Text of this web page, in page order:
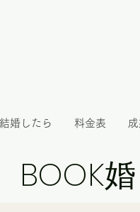
婚したら 料金表
BOOK婚